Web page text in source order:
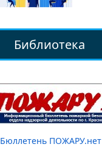
Библиотека
Бюллетень ПОЖАРУ.нет